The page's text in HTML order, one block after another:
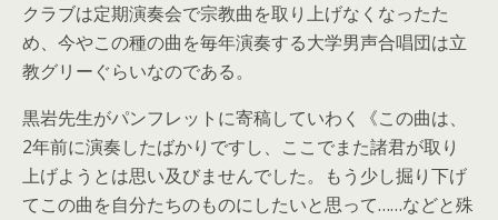
クラブは定期演奏会で宗教曲を取り上げなくなったた
め、今やこの種の曲を毎年演奏する大学男声合唱団は立
教グリーぐらいなのである。
黒岩先生がパンフレットに寄稿していわく《この曲は、
2年前に演奏したばかりですし、ここでまた諸君が取り
上げようとは思い及びませんでした。もう少し掘り下げ
てこの曲を自分たちのものにしたいと思って……などと殊